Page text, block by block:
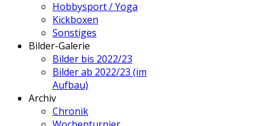
Hobbysport / Yoga
Kickboxen
Sonstiges
Bilder-Galerie
Bilder bis 2022/23
Bilder ab 2022/23 (im
Aufbau)
Archiv
Chronik